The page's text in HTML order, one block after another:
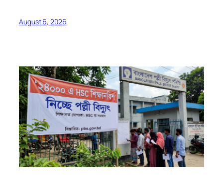
August 6, 2026